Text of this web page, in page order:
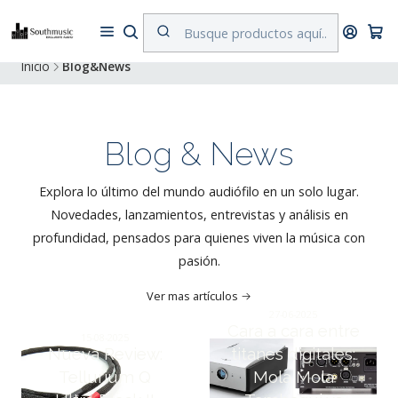
Despacho a todo Chile. Envíos gratuitos a Región Metropolitana por
compras superiores a $500.000
Inicio Blog&News
Blog & News
Explora lo último del mundo audiófilo en un solo lugar.
Novedades, lanzamientos, entrevistas y análisis en
profundidad, pensados para quienes viven la música con
pasión.
Ver mas artículos
Nueva Review:
Tellurium Q
titanes digitales:
Mola Mola